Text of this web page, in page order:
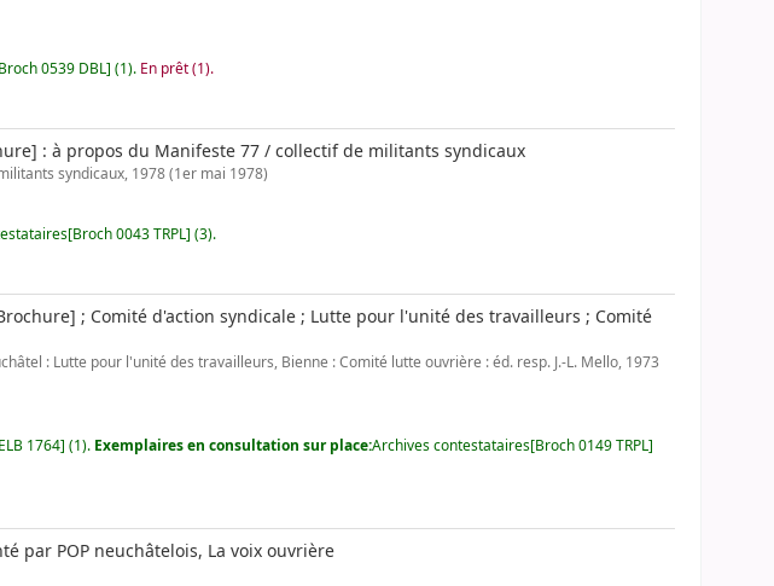
0539 DBL] (1). En prêt (1).
: à propos du Manifeste 77 / collectif de militants syndicaux
syndicaux, 1978 (1er mai 1978)
0043 TRPL] (3).
; Comité d'action syndicale ; Lutte pour l'unité des travailleurs ; Comité
: Lutte pour l'unité des travailleurs, Bienne : Comité lutte ouvrière : éd. resp. J.-L. Mello, 1973
1764] (1). Exemplaires en consultation sur place:Archives contestataires[Broch 0149 TRPL]
par POP neuchâtelois, La voix ouvrière